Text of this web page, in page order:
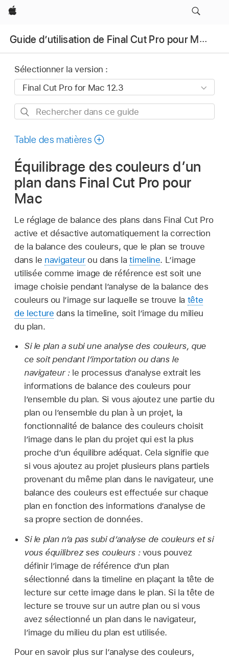
Apple
Guide d’utilisation de Final Cut Pro pour Mac
Sélectionner la version :
Rechercher
ce
Table des matières
Équilibrage des couleurs d’un
plan dans Final Cut Pro pour
Mac
Le réglage de balance des plans dans Final Cut Pro
active et désactive automatiquement la correction
de la balance des couleurs, que le plan se trouve
dans le navigateurou dans latimeline. L’image
utilisée comme image de référence est soit une
image choisie pendant l’analyse de la balance des
couleurs ou l’image sur laquelle se trouve la tête
de lecture dans la timeline, soit l’image du milieu
du plan.
Si le plan a subi une analyse des couleurs, que
ce soit pendant l’importation ou dans le
navigateur :le processus d’analyse extrait les
informations de balance des couleurs pour
l’ensemble du plan. Si vous ajoutez une partie du
plan ou l’ensemble du plan à un projet, la
fonctionnalité de balance des couleurs choisit
l’image dans le plan du projet qui est la plus
proche d’un équilibre adéquat. Cela signifie que
si vous ajoutez au projet plusieurs plans partiels
provenant du même plan dans le navigateur, une
balance des couleurs est effectuée sur chaque
plan en fonction des informations d’analyse de
sa propre section de données.
Si le plan n’a pas subi d’analyse de couleurs et si
vous équilibrez ses couleurs :vous pouvez
définir l’image de référence d’un plan
sélectionné dans la timeline en plaçant la tête de
lecture sur cette image dans le plan. Si la tête de
lecture se trouve sur un autre plan ou si vous
avez sélectionné un plan dans le navigateur,
l’image du milieu du plan est utilisée.
Pour en savoir plus sur l’analyse des couleurs,